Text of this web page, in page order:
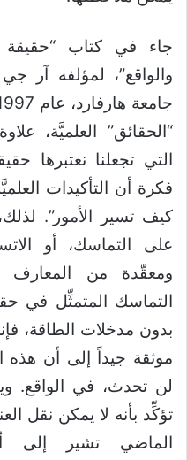
جاء في كتاب “حقيقة
والواقع”، لمؤلفه آر
“الحقائق” العلميَّة،
التي تجعلنا نعتبرها
فكرة أن التأكيدات
كيف تسير الأمور”.
على التماسك، أو
ومعقّدة من المعارف
التماسك المتمثِّل في
بدون مدخلات الطاقة،
موثقة جيداً إلى أن هذه
لن تحدث، في الواقع.
تؤكِّد بأنه لا يمكن نقل
الماضي تشير إلى